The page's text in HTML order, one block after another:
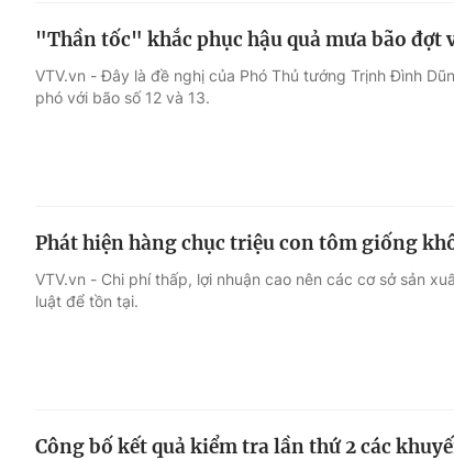
"Thần tốc" khắc phục hậu quả mưa bão đợt
VTV.vn - Đây là đề nghị của Phó Thủ tướng Trịnh Đình
phó với bão số 12 và 13.
Phát hiện hàng chục triệu con tôm giống
VTV.vn - Chi phí thấp, lợi nhuận cao nên các cơ sở sản
luật để tồn tại.
Công bố kết quả kiểm tra lần thứ 2 các